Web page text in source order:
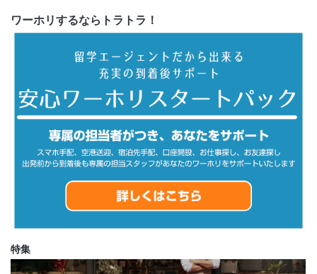
ワーホリするならトラトラ！
特集